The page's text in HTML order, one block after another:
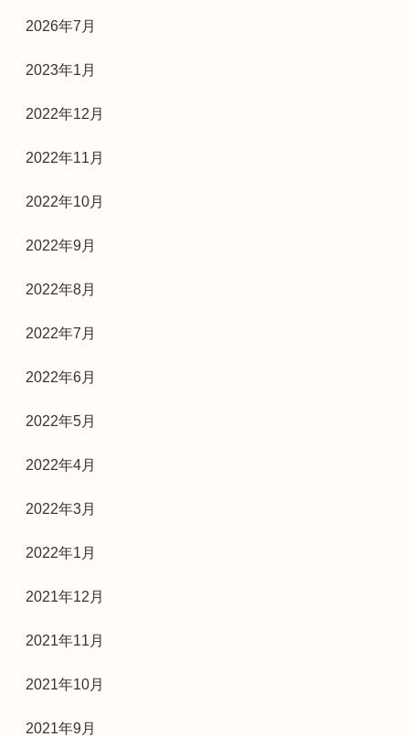
2026年7月
2023年1月
2022年12月
2022年11月
2022年10月
2022年9月
2022年8月
2022年7月
2022年6月
2022年5月
2022年4月
2022年3月
2022年1月
2021年12月
2021年11月
2021年10月
2021年9月